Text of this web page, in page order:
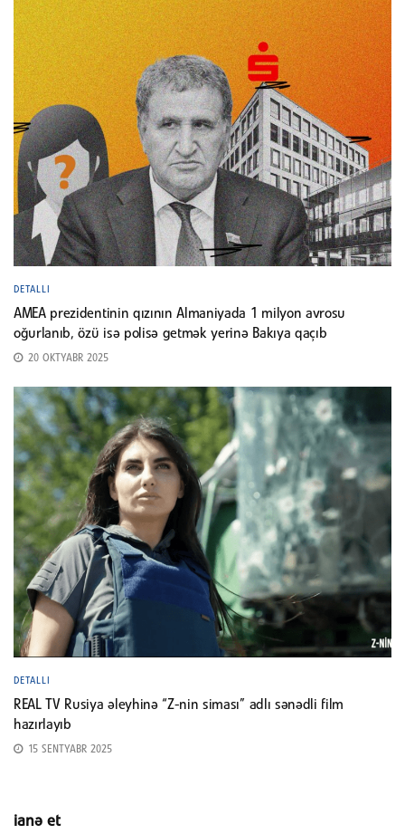
DETALLI
AMEA prezidentinin qızının Almaniyada 1 milyon avrosu
oğurlanıb, özü isə polisə getmək yerinə Bakıya qaçıb
20 OKTYABR 2025
DETALLI
REAL TV Rusiya əleyhinə “Z-nin siması” adlı sənədli film
hazırlayıb
15 SENTYABR 2025
ianə et